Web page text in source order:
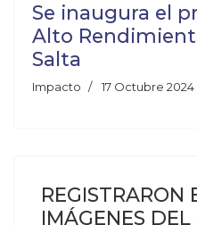
Se inaugura el
Alto
Salta
Impacto 17 Octubre 2024
REGISTRARON
IMÁGENES